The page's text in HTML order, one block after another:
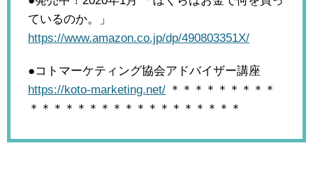
ているのか。」
https://www.amazon.co.jp/dp/490803351X/
●コトマーケティング協会アドバイザー講座
https://koto-marketing.net/ ＊＊＊＊＊＊＊＊＊
＊＊＊＊＊＊＊＊＊＊＊＊＊＊＊＊＊＊